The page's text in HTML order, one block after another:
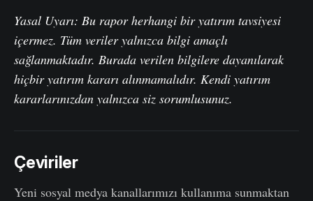
Yasal Uyarı: Bu rapor herhangi bir yatırım tavsiyesi
içermez. Tüm veriler yalnızca bilgi amaçlı
sağlanmaktadır. Burada verilen bilgilere dayanılarak
hiçbir yatırım kararı alınmamalıdır. Kendi yatırım
kararlarınızdan yalnızca siz sorumlusunuz.
Çeviriler
Yeni sosyal medya kanallarımızı kullanıma sunmaktan